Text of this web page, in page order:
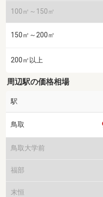
100㎡～150㎡
150㎡～200㎡
200㎡以上
周辺駅の価格相場
駅
鳥取
鳥取大学前
福部
末恒